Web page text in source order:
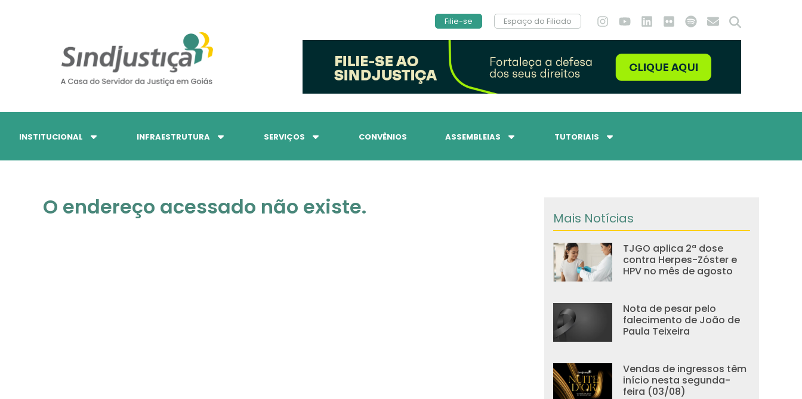
Filie-se Espaço do Filiado
INSTITUCIONAL INFRAESTRUTURA SERVIÇOS CONVÊNIOS ASSEMBLEIAS TUTORIAIS
O endereço acessado não existe. Mais Notícias
TJGO aplica 2ª dose
contra Herpes-Zóster e
HPV no mês de agosto
Nota de pesar pelo
falecimento de João de
Paula Teixeira
Vendas de ingressos têm
início nesta segunda-
feira (03/08)